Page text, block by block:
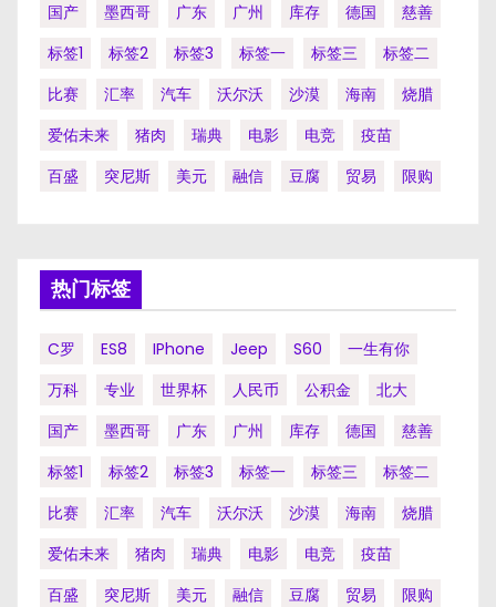
国产
墨西哥 广东 广州 库存 德国
慈善
标签1
标签2 标签3 标签一 标签三
标签二
比赛
汇率 汽车 沃尔沃 沙漠 海南
烧腊
爱佑未来
猪肉 瑞典 电影 电竞
疫苗
百盛
突尼斯 美元 融信 豆腐 贸易 限购
热门标签
C罗 ES8 IPhone Jeep S60
一生有你
万科
专业 世界杯 人民币 公积金
北大
国产
墨西哥 广东 广州 库存 德国
慈善
标签1
标签2 标签3 标签一 标签三
标签二
比赛
汇率 汽车 沃尔沃 沙漠 海南
烧腊
爱佑未来
猪肉 瑞典 电影 电竞
疫苗
百盛
突尼斯 美元 融信 豆腐 贸易 限购